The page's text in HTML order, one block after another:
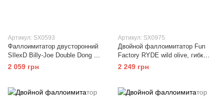
Артикул: SX0593
Фаллоимитатор двусторонний
SIlexD Billy-Joe Double Dong M
Flesh, двухслойный,
силикон+Silexpan
2 059 грн
Артикул: SX0975
Двойной фаллоимитатор Fun
Factory RYDE wild olive, гибкие
стволы, присоска
2 249 грн